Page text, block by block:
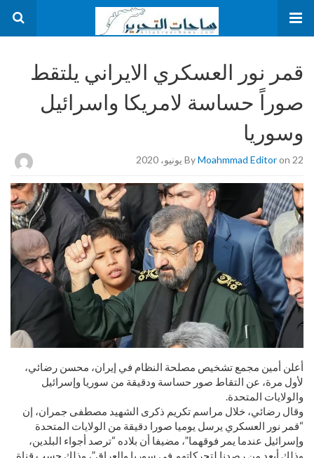
قمر نور العسكري الايراني يلتقط
صوراً حساسة لامريكا واسرائيل
وسوريا
ByMoahmmad Editoron 22 يونيو، 2020
أعلن أمين مجمع تشخيص مصلحة النظام في إيران، محسن رضائي،
لأول مرة، عن التقاط صور حساسة ودقيقة من سوريا وإسرائيل
والولايات المتحدة.
وقال رضائي، خلال مراسم تكريم ذكرى الشهيد مصطفى جمران، إن
“قمر نور العسكري يرسل يوميا صورا دقيقة من الولايات المتحدة
وإسرائيل عندما يمر فوقهما”، مضيفا أن بلاده “ترصد أجواء البلدين،
وذلك أبعد من رصدنا لتحركاتهم في سوريا والعراق”، وذلك حسب قناة